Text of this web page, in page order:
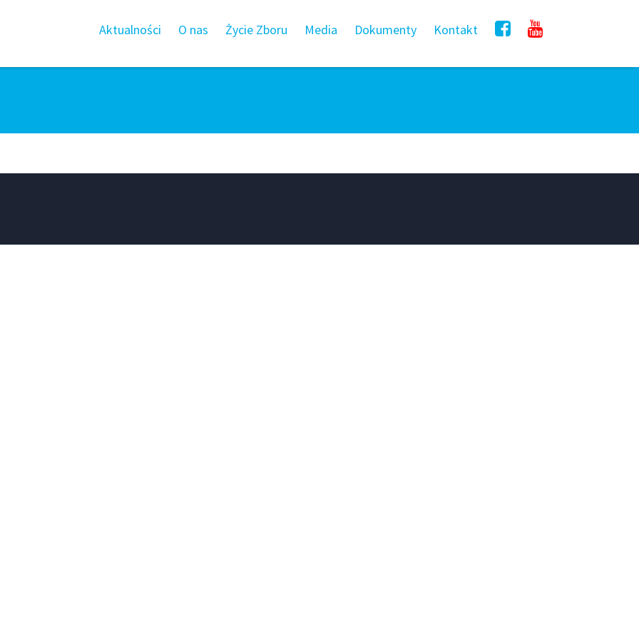
Aktualności O nas Życie Zboru Media Dokumenty Kontakt